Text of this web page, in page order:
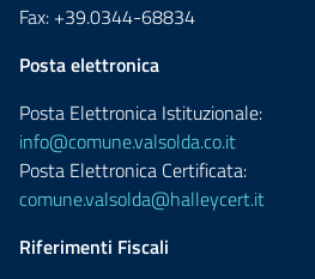
Fax: +39.0344-68834
Posta elettronica
Posta Elettronica Istituzionale:
info@comune.valsolda.co.it
Posta Elettronica Certificata:
comune.valsolda@halleycert.it
Riferimenti Fiscali